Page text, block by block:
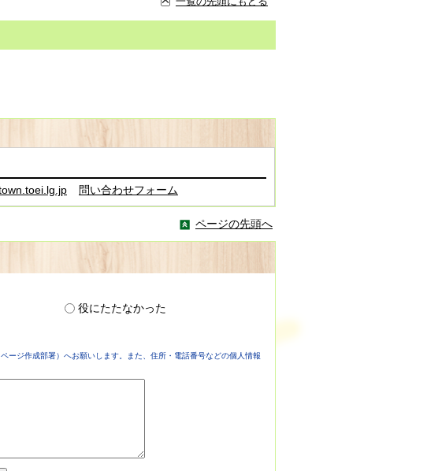
問い合わせフォーム
ページの先頭へ
役にたたなかった
ージ作成部署）へお願いします。また、住所・電話番号などの個人情報